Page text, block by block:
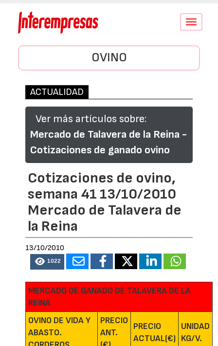
Conmutar
OVINO
ACTUALIDAD
Ver más artículos sobre:
Mercado de Talavera de la Reina -
Cotizaciones de ganado ovino
Cotizaciones de ovino,
semana 41 13/10/2010
Mercado de Talavera de
la Reina
13/10/2010
1022
MERCADO DE GANADO DE TALAVERA DE LA
REINA
OVINO DE VIDA Y
ABASTO.
PRECIO
ANT.
PRECIO
ACTUAL(€)
UNIDAD
KG/V.